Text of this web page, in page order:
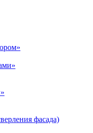
фасада)